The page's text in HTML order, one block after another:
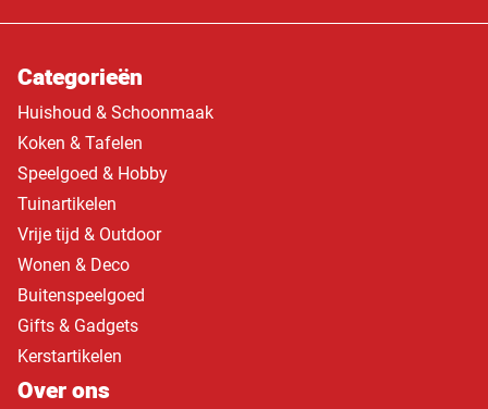
Categorieën
Huishoud & Schoonmaak
Koken & Tafelen
Speelgoed & Hobby
Tuinartikelen
Vrije tijd & Outdoor
Wonen & Deco
Buitenspeelgoed
Gifts & Gadgets
Kerstartikelen
Over ons